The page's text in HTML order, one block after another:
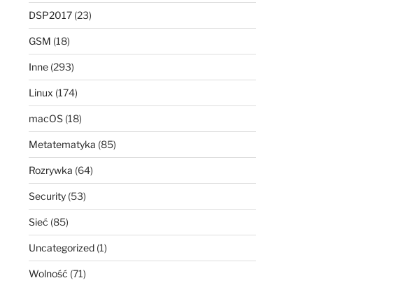
DSP2017(23)
GSM (18)
Inne(293)
Linux (174)
macOS(18)
Metatematyka (85)
Rozrywka (64)
Security(53)
Sieć (85)
Uncategorized(1)
Wolność (71)